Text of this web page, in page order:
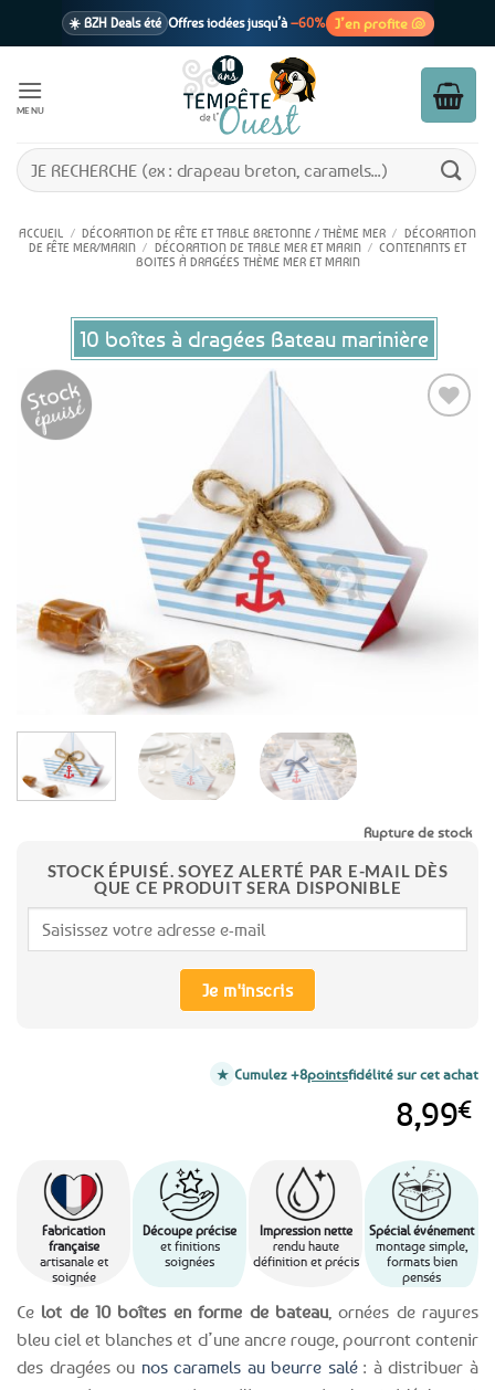
☀️ BZH Deals été Offres iodées jusqu’à –60% J’en profite 🐚
1 cadeau offertdès 39€ d’achats
En point relais dès 3,95€ seulement
MENU
Recherche
pour :
ACCUEIL / DÉCORATION DE FÊTE ET TABLE BRETONNE / THÈME MER / DÉCORATION
DE FÊTE MER/MARIN / DÉCORATION DE TABLE MER ET MARIN / CONTENANTS ET
BOITES À DRAGÉES THÈME MER ET MARIN
10 boîtes à dragées Bateau marinière
Ce lot de 10 boîtes en forme de bateau, ornées de rayures
bleu ciel et blanches et d’une ancre rouge, pourront contenir
des dragées ou nos caramels au beurre salé: à distribuer à
Fabrication
française
artisanale et
soignée
Découpe précise
et finitions
soignées
Impression nette
rendu haute
définition et précis
Spécial événement
montage simple,
formats bien
pensés
8,99€
Rupture de stock
STOCK ÉPUISÉ. SOYEZ ALERTÉ PAR E-MAIL DÈS
QUE CE PRODUIT SERA DISPONIBLE
Je m'inscris
Cumulez +8pointsfidélité sur cet achat